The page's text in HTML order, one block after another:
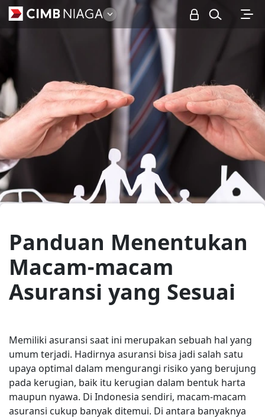
Personal
Panduan Menentukan
Macam-macam
Asuransi yang Sesuai
Memiliki asuransi saat ini merupakan sebuah hal yang
umum terjadi. Hadirnya asuransi bisa jadi salah satu
upaya optimal dalam mengurangi risiko yang berujung
pada kerugian, baik itu kerugian dalam bentuk harta
maupun nyawa. Di Indonesia sendiri, macam-macam
asuransi cukup banyak ditemui. Di antara banyaknya